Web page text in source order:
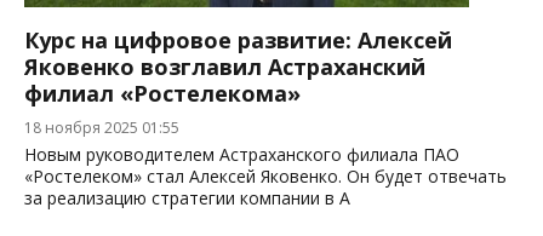
Курс на цифровое развитие: Алексей
Яковенко возглавил Астраханский
филиал «Ростелекома»
18 ноября 2025 01:55
Новым руководителем Астраханского филиала ПАО
«Ростелеком» стал Алексей Яковенко. Он будет отвечать
за реализацию стратегии компании в А